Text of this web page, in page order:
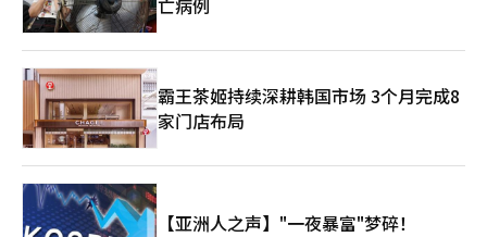
霸王茶姬持续深耕韩国市场 3个月完成8
家门店布局
【亚洲人之声】"一夜暴富"梦碎！